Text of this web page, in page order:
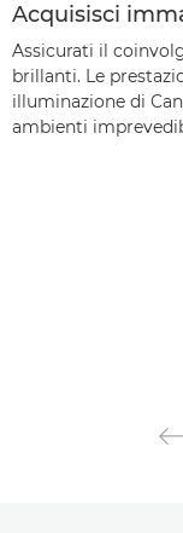
Acquisisci
Assicurati il
brillanti. Le
illuminazione di
ambienti